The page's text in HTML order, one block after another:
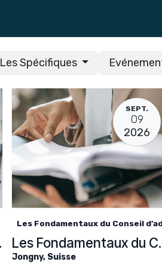
Les Spécifiques
SEPT.
09
2026
Les Fondamentaux du Conseil
Les
Jongny, Suisse